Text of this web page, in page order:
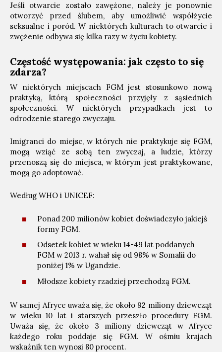
Jeśli otwarcie zostało zawężone, należy je ponownie
otworzyć przed ślubem, aby umożliwić współżycie
seksualne i poród. W niektórych kulturach to otwarcie i
zwężenie odbywa się kilka razy w życiu kobiety.
Częstość występowania: jak często to się
zdarza?
W niektórych miejscach FGM jest stosunkowo nową
praktyką, którą społeczności przyjęły z sąsiednich
społeczności. W niektórych przypadkach jest to
odrodzenie starego zwyczaju.
Imigranci do miejsc, w których nie praktykuje się FGM,
mogą wziąć ze sobą ten zwyczaj, a ludzie, którzy
przenoszą się do miejsca, w którym jest praktykowane,
mogą go adoptować.
Według WHO i UNICEF:
Ponad 200 milionów kobiet doświadczyło jakiejś
formy FGM.
Odsetek kobiet w wieku 14-49 lat poddanych
FGM w 2013 r. wahał się od 98% w Somalii do
poniżej 1% w Ugandzie.
Młodsze kobiety rzadziej przechodzą FGM.
W samej Afryce uważa się, że około 92 miliony dziewcząt
w wieku 10 lat i starszych przeszło procedury FGM.
Uważa się, że około 3 miliony dziewcząt w Afryce
każdego roku poddaje się FGM. W ośmiu krajach
wskaźnik ten wynosi 80 procent.